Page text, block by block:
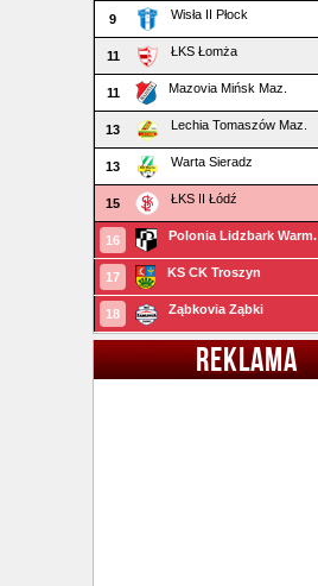
9 Wisła II Płock
11 ŁKS Łomża
11 Mazovia Mińsk Maz.
13 Lechia Tomaszów Maz.
13 Warta Sieradz
15 ŁKS II Łódź
16 Polonia Lidzbark Warm.
17 KS CK Troszyn
18 Ząbkovia Ząbki
REKLAMA